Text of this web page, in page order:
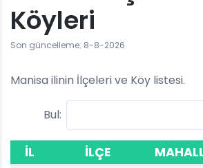
Köyleri
Son güncelleme: 8-8-2026
Manisa ilinin İlçeleri ve Köy listesi.
Bul:
İL İLÇE